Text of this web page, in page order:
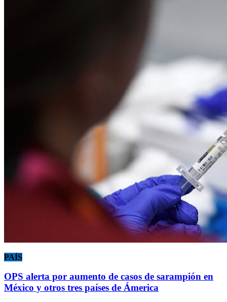
PAÍS
OPS alerta por aumento de casos de sarampión en
México y otros tres países de Ámerica